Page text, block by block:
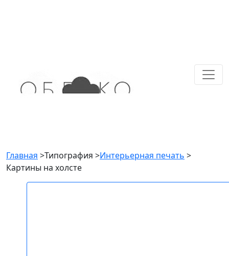
Главная >Типография >Интерьерная печать >
Картины на холсте